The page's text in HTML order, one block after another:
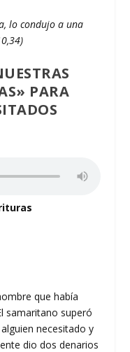
lo condujo a una
PARA
que había
samaritano superó
necesitado y
dio dos denarios